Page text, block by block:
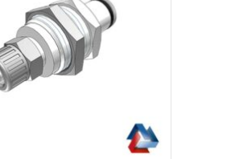
WEITERLESEN